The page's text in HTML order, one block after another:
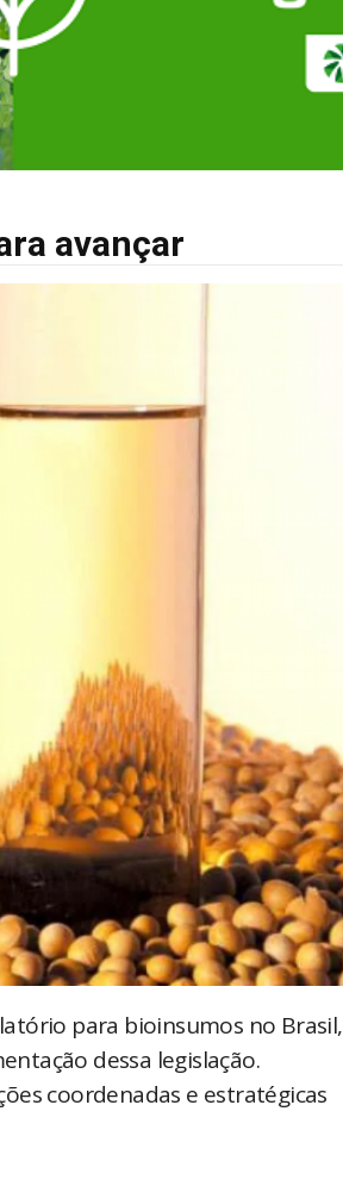
avançar
para bioinsumos no Brasil,
dessa legislação.
coordenadas e estratégicas